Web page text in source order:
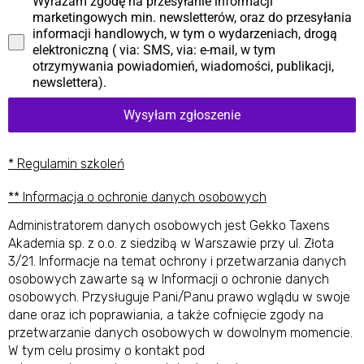
marketingowych min. newsletterów, oraz do przesyłania
informacji handlowych, w tym o wydarzeniach, drogą
elektroniczną ( via: SMS, via: e-mail, w tym
otrzymywania powiadomień, wiadomości, publikacji,
newslettera).
Wysyłam zgłoszenie
* Regulamin szkoleń
** Informacja o ochronie danych osobowych
Administratorem danych osobowych jest Gekko Taxens
Akademia sp. z o.o. z siedzibą w Warszawie przy ul. Złota
3/21. Informacje na temat ochrony i przetwarzania danych
osobowych zawarte są w Informacji o ochronie danych
osobowych. Przysługuje Pani/Panu prawo wglądu w swoje
dane oraz ich poprawiania, a także cofnięcie zgody na
przetwarzanie danych osobowych w dowolnym momencie.
W tym celu prosimy o kontakt pod